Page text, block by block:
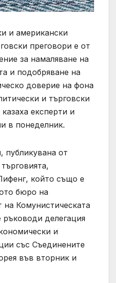
и американски
преговори е от
за намаляване на
и подобряване на
доверие на фона
и търговски
експерти и
в понеделник.
от
който също е
бюро на
на Комунистическата
делегация
и
със Съединените
във вторник и